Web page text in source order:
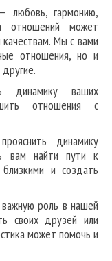
гармонию,
отношений может
Мы с вами
отношения, но и
ваших
отношения с
динамику
вам найти пути к
и создать
роль в нашей
своих друзей или
может помочь и